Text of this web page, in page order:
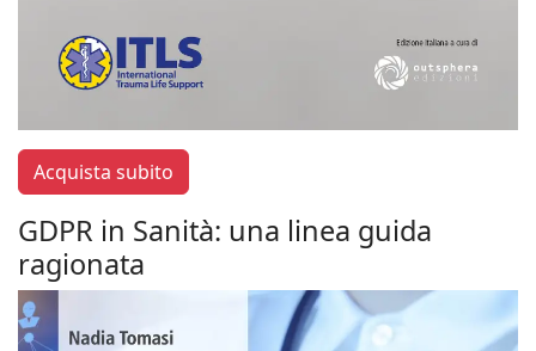
Acquista subito
GDPR in Sanità: una linea guida
ragionata